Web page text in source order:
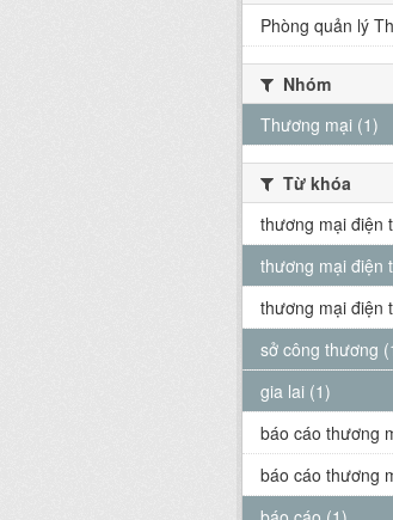
Phòng quản lý
Nhóm
Thương mại (1)
Từ khóa
thương mại điện
thương mại điện
thương mại điện
sở công thương
gia lai (1)
báo cáo thương
báo cáo thương